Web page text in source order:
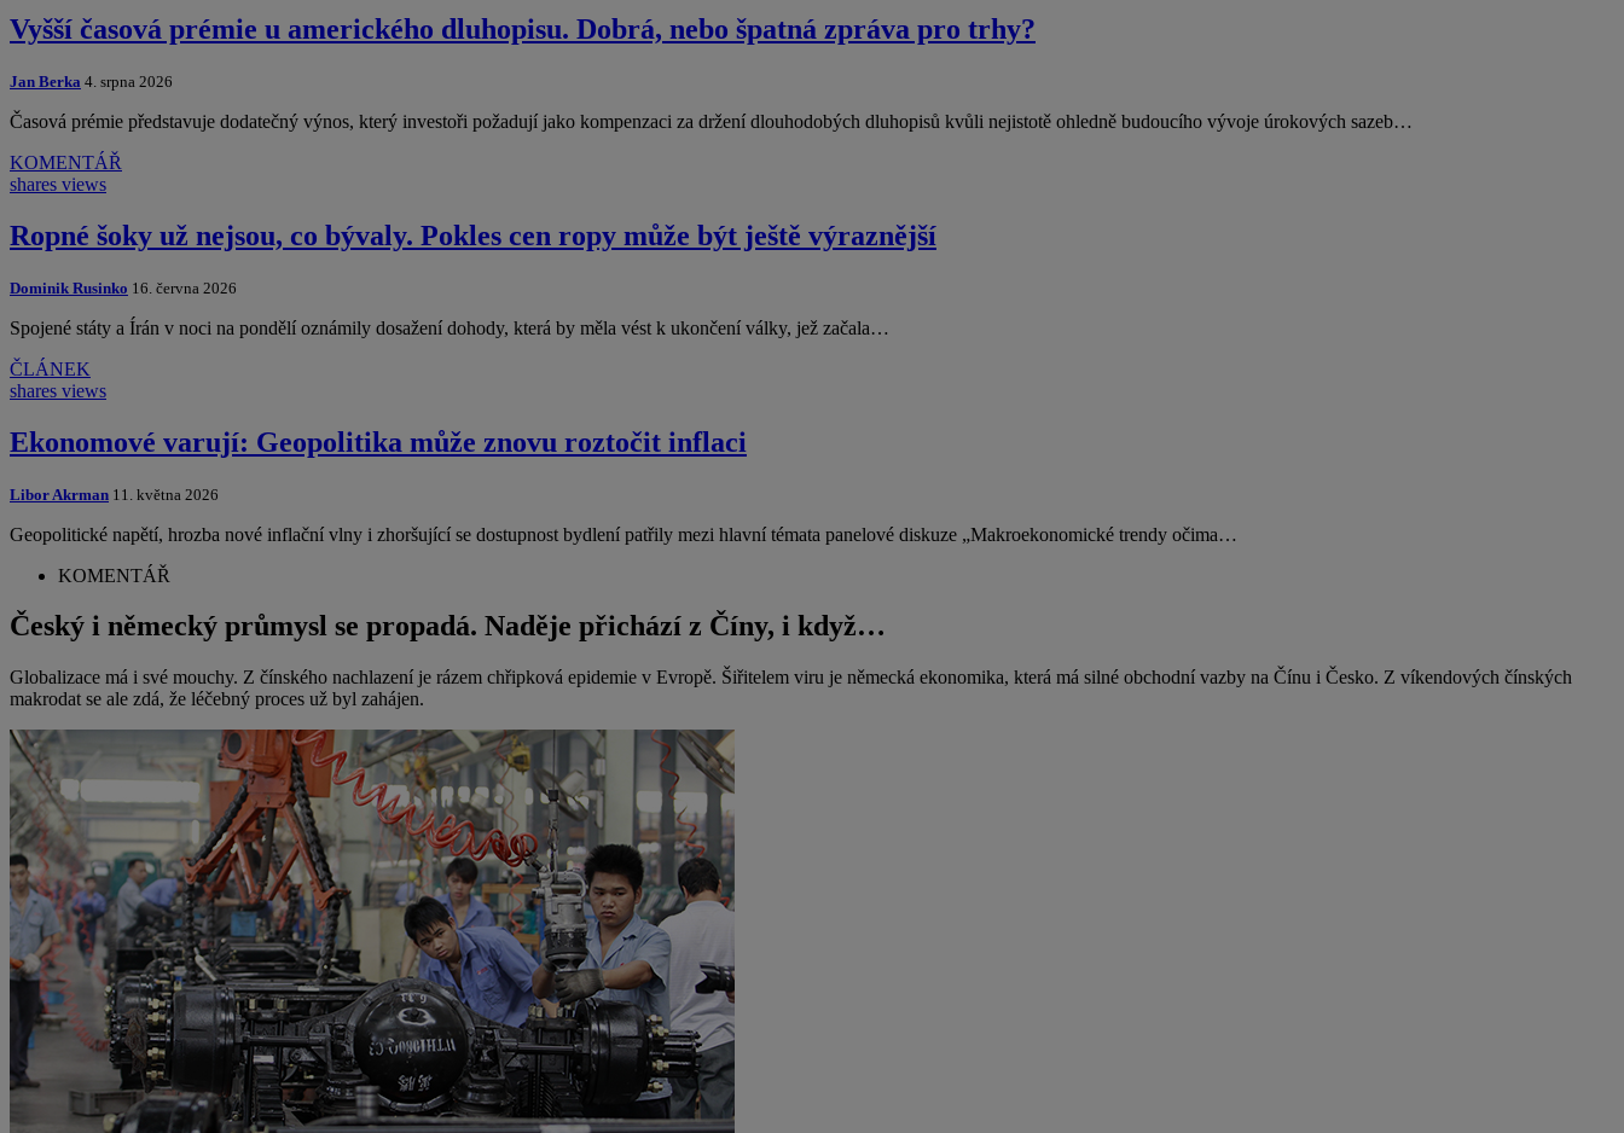
Vyšší časová prémie u amerického dluhopisu. Dobrá, nebo špatná zpráva pro trhy?
Jan Berka 4. srpna 2026
Časová prémie představuje dodatečný výnos, který investoři požadují jako kompenzaci za držení dlouhodobých dluhopisů kvůli nejistotě ohledně budoucího vývoje úrokových sazeb…
KOMENTÁŘ
shares views
Ropné šoky už nejsou, co bývaly. Pokles cen ropy může být ještě výraznější
Dominik Rusinko 16. června 2026
Spojené státy a Írán v noci na pondělí oznámily dosažení dohody, která by měla vést k ukončení války, jež začala…
ČLÁNEK
shares views
Ekonomové varují: Geopolitika může znovu roztočit inflaci
Libor Akrman 11. května 2026
Geopolitické napětí, hrozba nové inflační vlny i zhoršující se dostupnost bydlení patřily mezi hlavní témata panelové diskuze „Makroekonomické trendy očima…
KOMENTÁŘ
Český i německý průmysl se propadá. Naděje přichází z Číny, i když…
Globalizace má i své mouchy. Z čínského nachlazení je rázem chřipková epidemie v Evropě. Šiřitelem viru je německá ekonomika, která má silné obchodní vazby na Čínu i Česko. Z víkendových čínských
makrodat se ale zdá, že léčebný proces už byl zahájen.